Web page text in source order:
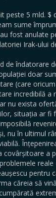
peste 5 mld.
sume
fost anulate
Irak-ului
de îndatorare
doar
(care
incredibilă
nu exista
situația ar
nu în ultimul
a
pentru
căreia să